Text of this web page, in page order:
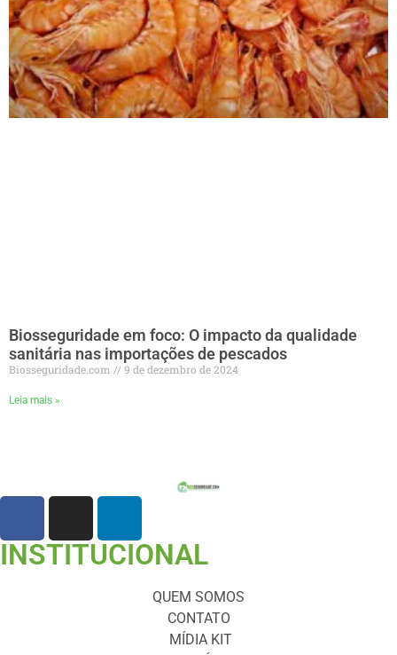
Biosseguridade em foco: O impacto da qualidade
sanitária nas importações de pescados
Biosseguridade.com 9 de dezembro de 2024
Leia mais »
INSTITUCIONAL
QUEM SOMOS
CONTATO
MÍDIA KIT